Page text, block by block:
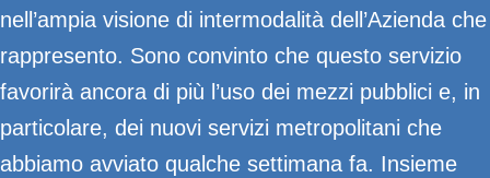
nell’ampia visione di intermodalità dell’Azienda che
rappresento. Sono convinto che questo servizio
favorirà ancora di più l’uso dei mezzi pubblici e, in
particolare, dei nuovi servizi metropolitani che
abbiamo avviato qualche settimana fa. Insieme